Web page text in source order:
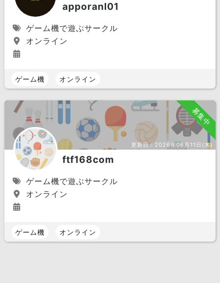
apporanl01
ゲーム機で遊ぶサークル
オンライン
ゲーム機 オンライン
募集中
更新日： 2026年06月11日(木)
ftf168com
ゲーム機で遊ぶサークル
オンライン
ゲーム機 オンライン